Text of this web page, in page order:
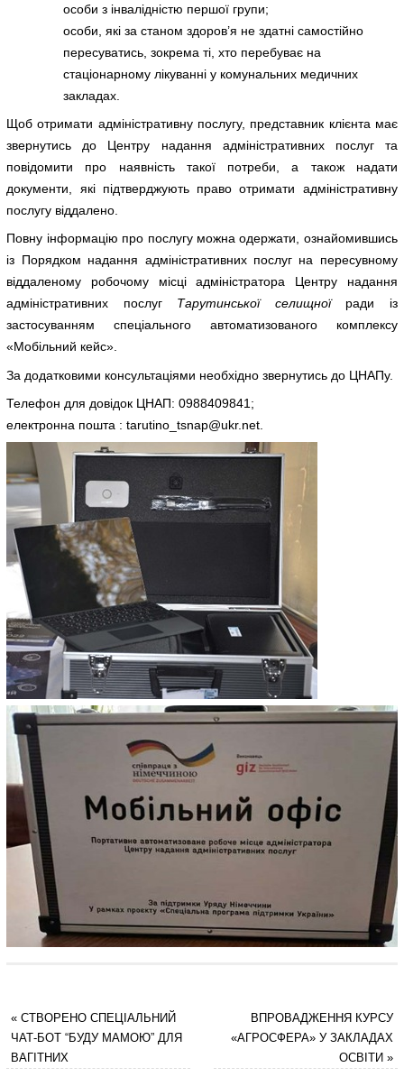
особи з інвалідністю першої групи;
особи, які за станом здоров’я не здатні самостійно
пересуватись, зокрема ті, хто перебуває на
стаціонарному лікуванні у комунальних медичних
закладах.
Щоб отримати адміністративну послугу, представник клієнта має
звернутись до Центру надання адміністративних послуг та
повідомити про наявність такої потреби, а також надати
документи, які підтверджують право отримати адміністративну
послугу віддалено.
Повну інформацію про послугу можна одержати, ознайомившись
із Порядком надання адміністративних послуг на пересувному
віддаленому робочому місці адміністратора Центру надання
адміністративних послуг Тарутинської селищної ради із
застосуванням спеціального автоматизованого комплексу
«Мобільний кейс».
За додатковими консультаціями необхідно звернутись до ЦНАПу.
Телефон для довідок ЦНАП: 0988409841;
електронна пошта : tarutino_tsnap@ukr.net.
«СТВОРЕНО СПЕЦІАЛЬНИЙ
ЧАТ-БОТ “БУДУ МАМОЮ” ДЛЯ
ВАГІТНИХ
ВПРОВАДЖЕННЯ КУРСУ
«АГРОСФЕРА» У ЗАКЛАДАХ
ОСВІТИ»